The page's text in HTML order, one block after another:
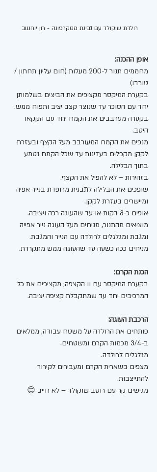
רולדת שוקולד עם גבינת מסקרפונה - רון יוחננוב
אופן ההכנה:
מחממים תנור ל-200 מעלות (חום עליון תחתון /
טורבו)
בקערת המיקסר מקציפים את הביצים בשלמותן
יחד עם הסוכר עד שנוצר קצב יציב ותפוח ממש.
בקערה מערבבים את הקמח יחד עם הקקאו
היטב.
מנפים את הקמח המעורבב מעל הקצף ובעזרת
לקקן מקפלים בעדינות עד שכל הקמח נטמע
בתוך הבלילה.
בזהירות – לא להפיל את הקצף.
שופכים את הבלילה לתבנית מרופדת בנייר אפיה
ומיישרים בעזרת לקקן.
אופים כ-8 דקות או עד שהעוגה רכה ויציבה.
מוציאים מהתנור, מניחים מעל העוגה נייר אפייה
ומגבת ומגלגלים לרולדה עם הנייר והמגבת.
מניחים ככה כשעה עד שהעוגה ממש מתקררת.
הכנת הקרם:
בקערת המיקסר עם וו הקצפה, מקציפים את כל
המרכיבים יחד עד שמתקבלת קציפה יציבה.
הרכבת העוגה:
פותחים את הרולדה על משטח עבודה, ממלאים
ב-3/4 מכמות הקרם ומשטחים.
מגלגלים לרולדה.
מצפים בשארית הקרם ומעבירים לקירור
להתייצבות.
מגישים קר עם רוטב שוקולד – לא חייב 😊